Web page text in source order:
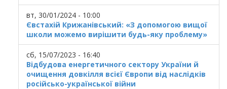
вт, 30/01/2024 - 10:00
Євстахій Крижанівський: «З допомогою вищої
школи можемо вирішити будь-яку проблему»
сб, 15/07/2023 - 16:40
Відбудова енергетичного сектору України й
очищення довкілля всієї Європи від наслідків
російсько-української війни